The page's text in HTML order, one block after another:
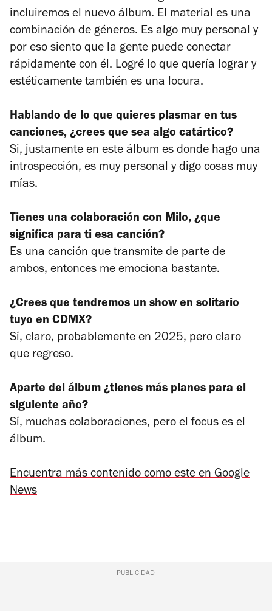
incluiremos el nuevo álbum. El material es una
combinación de géneros. Es algo muy personal y
por eso siento que la gente puede conectar
rápidamente con él. Logré lo que quería lograr y
estéticamente también es una locura.
Hablando de lo que quieres plasmar en tus
canciones, ¿crees que sea algo catártico?
Si, justamente en este álbum es donde hago una
introspección, es muy personal y digo cosas muy
mías.
Tienes una colaboración con Milo, ¿que
significa para ti esa canción?
Es una canción que transmite de parte de
ambos, entonces me emociona bastante.
¿Crees que tendremos un show en solitario
tuyo en CDMX?
Sí, claro, probablemente en 2025, pero claro
que regreso.
Aparte del álbum ¿tienes más planes para el
siguiente año?
Sí, muchas colaboraciones, pero el focus es el
álbum.
Encuentra más contenido como este en Google
News
PUBLICIDAD